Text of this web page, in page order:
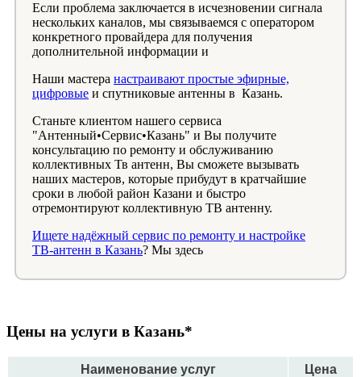
Если проблема заключается в исчезновении сигнала
нескольких каналов, мы связываемся с оператором
конкретного провайдера для получения
дополнительной информации и
Наши мастера настраивают простые эфирные,
цифровые и спутниковые антенны в Казань.
Станьте клиентом нашего сервиса
"Антенный•Сервис•Казань" и Вы получите
консультацию по ремонту и обслуживанию
коллективных Тв антенн, Вы сможете вызывать
наших мастеров, которые прибудут в кратчайшие
сроки в любой район Казани и быстро
отремонтируют коллективную ТВ антенну.
Ищете надёжный сервис по ремонту и настройке
ТВ-антенн в Казань? Мы здесь
Цены на услуги в Казань*
Наименование услуг
Цена